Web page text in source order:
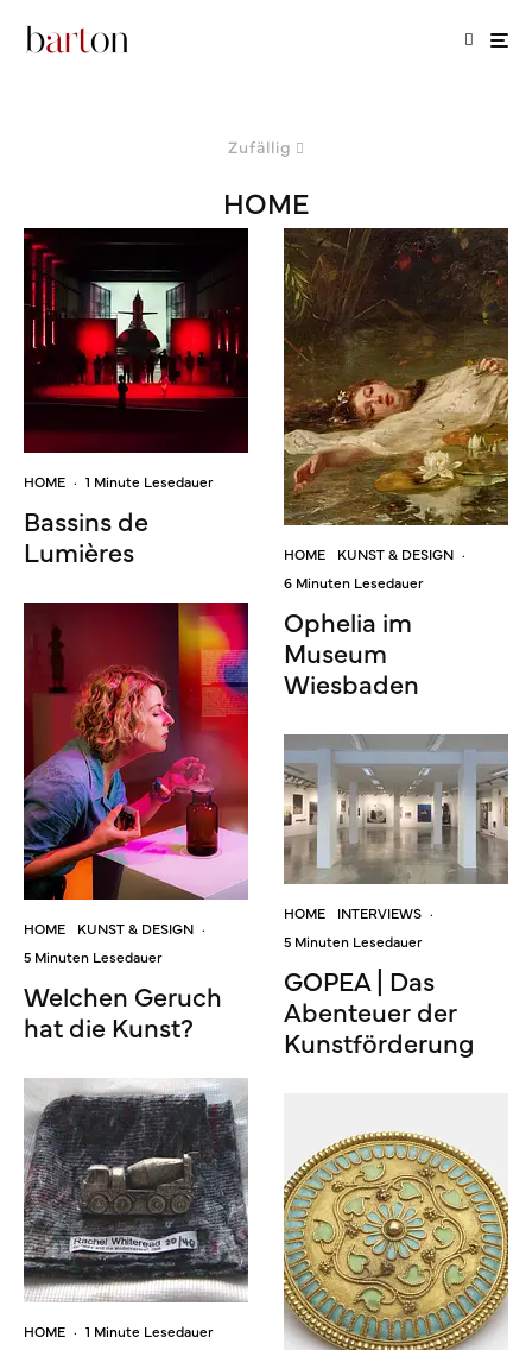
Zufällig
HOME
HOME · 1 Minute Lesedauer
Bassins de
Lumières
HOME KUNST & DESIGN ·
5 Minuten Lesedauer
Welchen Geruch
hat die Kunst?
HOME · 1 Minute Lesedauer
HOME KUNST & DESIGN ·
6 Minuten Lesedauer
Ophelia im
Museum
Wiesbaden
HOME INTERVIEWS ·
5 Minuten Lesedauer
GOPEA | Das
Abenteuer der
Kunstförderung